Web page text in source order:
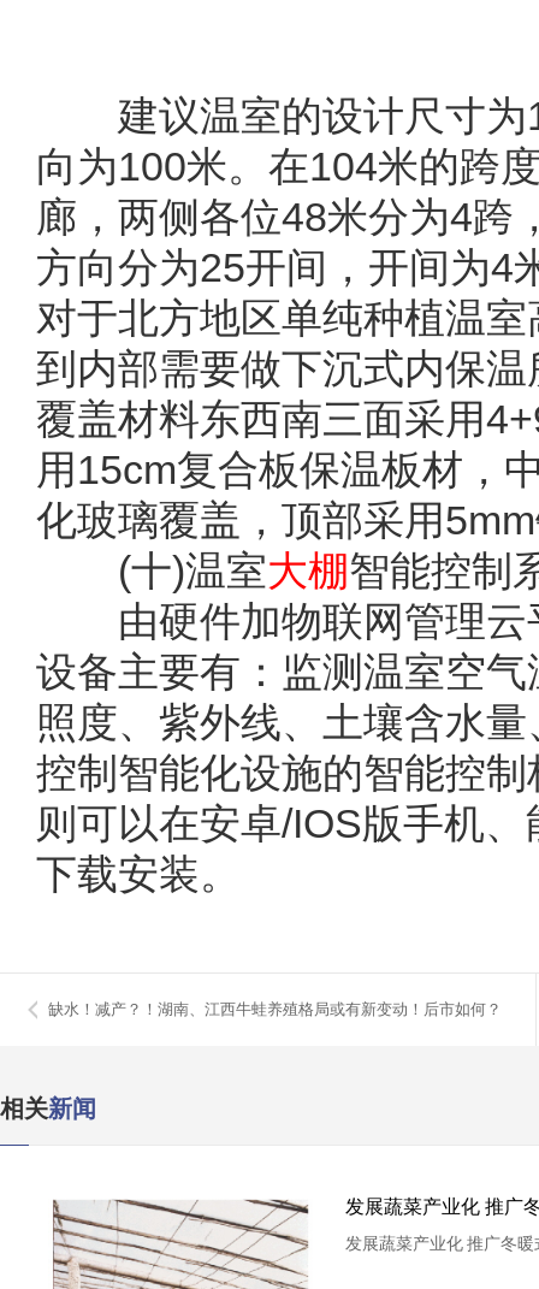
建议温室的设计尺寸为
向为100米。在104米的跨
廊，两侧各位48米分为4跨
方向分为25开间，开间为4
对于北方地区单纯种植温
到内部需要做下沉式内保
覆盖材料东西南三面采用
用15cm复合板保温板材，
化玻璃覆盖，顶部采用
(十)温室大棚智能控制
由硬件加物联网管理云
设备主要有：监测温室空
照度、紫外线、土壤含水
控制智能化设施的智能控
则可以在安卓/IOS版手机
下载安装。
缺水！减产？！湖南、江西牛蛙养殖格局或有新变动！后市如何？
相关新闻
发展蔬菜产业化 推广
发展蔬菜产业化 推广冬